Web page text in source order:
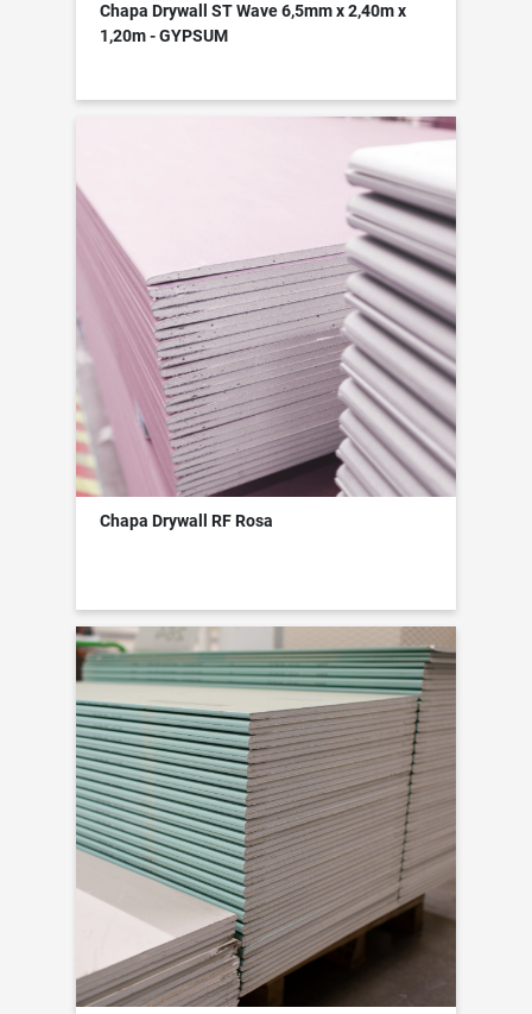
Chapa Drywall ST Wave 6,5mm x 2,40m x
1,20m - GYPSUM
Chapa Drywall RF Rosa